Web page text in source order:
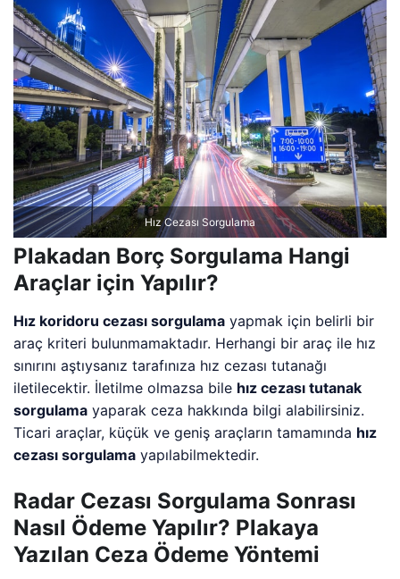
Hız Cezası Sorgulama
Plakadan Borç Sorgulama Hangi
Araçlar için Yapılır?
Hız koridoru cezası sorgulama yapmak için belirli bir
araç kriteri bulunmamaktadır. Herhangi bir araç ile hız
sınırını aştıysanız tarafınıza hız cezası tutanağı
iletilecektir. İletilme olmazsa bile hız cezası tutanak
sorgulama yaparak ceza hakkında bilgi alabilirsiniz.
Ticari araçlar, küçük ve geniş araçların tamamında hız
cezası sorgulama yapılabilmektedir.
Radar Cezası Sorgulama Sonrası
Nasıl Ödeme Yapılır? Plakaya
Yazılan Ceza Ödeme Yöntemi